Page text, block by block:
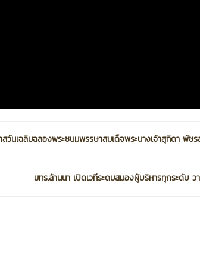
วันเฉลิมฉลองพระชนมพรรษาสมเด็จพระนางเจ้าสุทิดา พัช
มทร.ล้านนา เปิดเวทีระดมสมองผู้บริหารทุกระดับ ว